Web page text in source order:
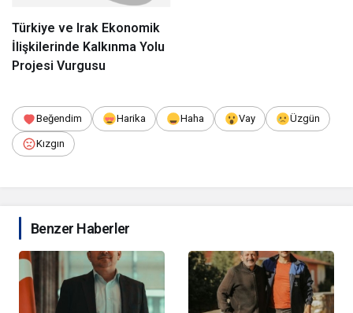
Türkiye ve Irak Ekonomik
İlişkilerinde Kalkınma Yolu
Projesi Vurgusu
Beğendim Harika Haha Vay Üzgün
Kızgın
Benzer Haberler